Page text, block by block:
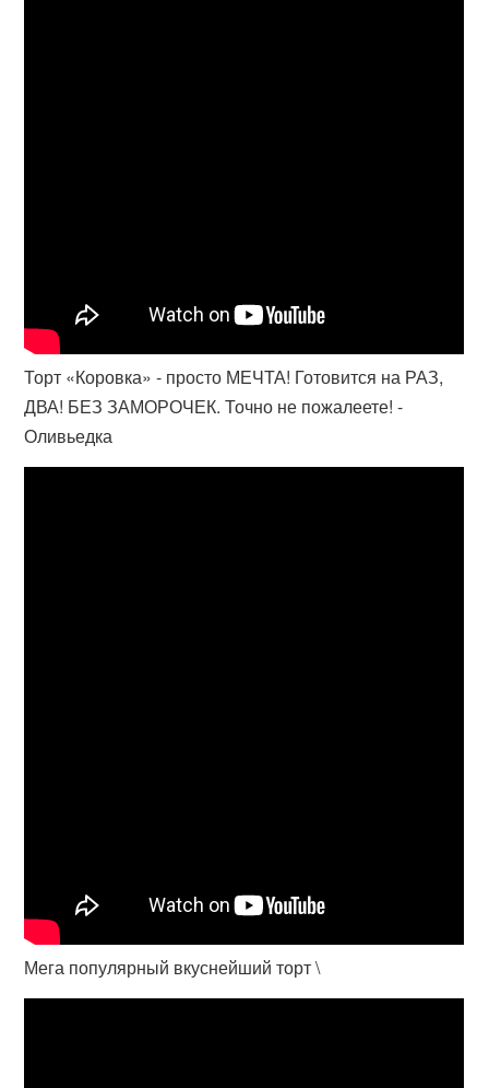
Торт «Коровка» - просто МЕЧТА! Готовится на РАЗ,
ДВА! БЕЗ ЗАМОРОЧЕК. Точно не пожалеете! -
Оливьедка
Мега популярный вкуснейший торт \